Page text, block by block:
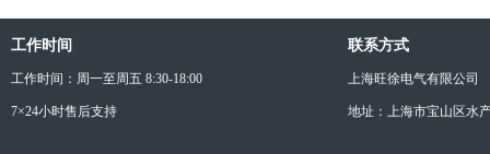
工作时间
工作时间：周一至周五 8:30-18:00
7×24小时售后支持
联系方式
上海旺徐电气有限公司
地址：上海市宝山区水